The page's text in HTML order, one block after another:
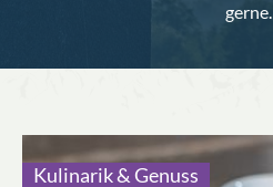
gerne.
Kulinarik & Genuss